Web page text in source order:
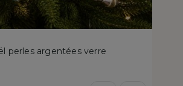
perles argentées verre